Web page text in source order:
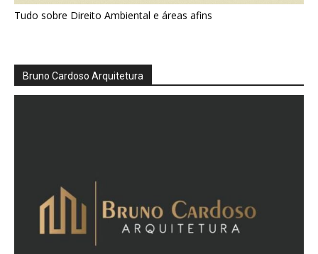
Tudo sobre Direito Ambiental e áreas afins
Bruno Cardoso Arquitetura